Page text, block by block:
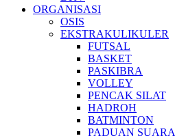
ORGANISASI
OSIS
EKSTRAKULIKULER
FUTSAL
BASKET
PASKIBRA
VOLLEY
PENCAK SILAT
HADROH
BATMINTON
PADUAN SUARA